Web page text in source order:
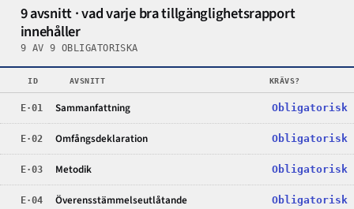
9 avsnitt · vad varje bra tillgänglighetsrapport
innehåller
9 AV 9 OBLIGATORISKA
ID AVSNITT KRÄVS?
E·01 Sammanfattning Obligatorisk
E·02 Omfångsdeklaration Obligatorisk
E·03 Metodik Obligatorisk
E·04 Överensstämmelseutlåtande Obligatorisk